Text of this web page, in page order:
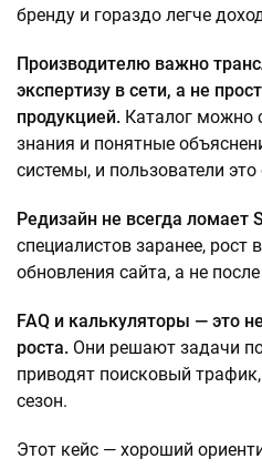
бренду и гораздо легче
Производителю важно
экспертизу в сети, а не
продукцией. Каталог можно
знания и понятные
системы, и пользователи
Редизайн не всегда ломает
специалистов заранее,
обновления сайта, а не
FAQ и калькуляторы — это
роста. Они решают задачи
приводят поисковый
сезон.
Этот кейс — хороший